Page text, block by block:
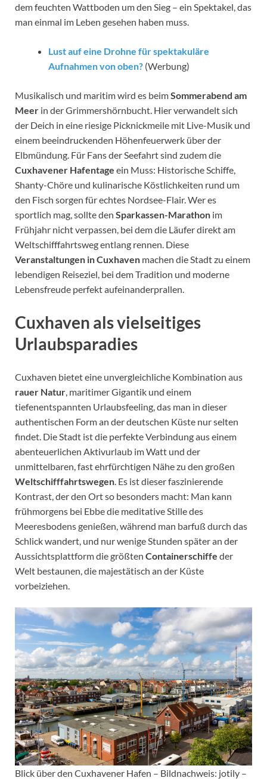
dem feuchten Wattboden um den Sieg – ein Spektakel, das
man einmal im Leben gesehen haben muss.
Lust auf eine Drohne für spektakuläre
Aufnahmen von oben? (Werbung)
Musikalisch und maritim wird es beimSommerabend am
Meer in der Grimmershörnbucht. Hier verwandelt sich
der Deich in eine riesige Picknickmeile mit Live-Musik und
einem beeindruckenden Höhenfeuerwerk über der
Elbmündung. Für Fans der Seefahrt sind zudem die
Cuxhavener Hafentage ein Muss: Historische Schiffe,
Shanty-Chöre und kulinarische Köstlichkeiten rund um
den Fisch sorgen für echtes Nordsee-Flair. Wer es
sportlich mag, sollte den Sparkassen-Marathon im
Frühjahr nicht verpassen, bei dem die Läufer direkt am
Weltschifffahrtsweg entlang rennen. Diese
Veranstaltungen in Cuxhaven machen die Stadt zu einem
lebendigen Reiseziel, bei dem Tradition und moderne
Lebensfreude perfekt aufeinanderprallen.
Cuxhaven als vielseitiges
Urlaubsparadies
Cuxhaven bietet eine unvergleichliche Kombination aus
rauer Natur, maritimer Gigantik und einem
tiefenentspannten Urlaubsfeeling, das man in dieser
authentischen Form an der deutschen Küste nur selten
findet. Die Stadt ist die perfekte Verbindung aus einem
abenteuerlichen Aktivurlaub im Watt und der
unmittelbaren, fast ehrfürchtigen Nähe zu den großen
Weltschifffahrtswegen. Es ist dieser faszinierende
Kontrast, der den Ort so besonders macht: Man kann
frühmorgens bei Ebbe die meditative Stille des
Meeresbodens genießen, während man barfuß durch das
Schlick wandert, und nur wenige Stunden später an der
Aussichtsplattform die größten Containerschiffe der
Welt bestaunen, die majestätisch an der Küste
vorbeiziehen.
Blick über den Cuxhavener Hafen – Bildnachweis: jotily –